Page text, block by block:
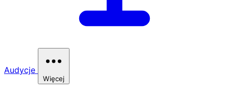
Audycje
Więcej